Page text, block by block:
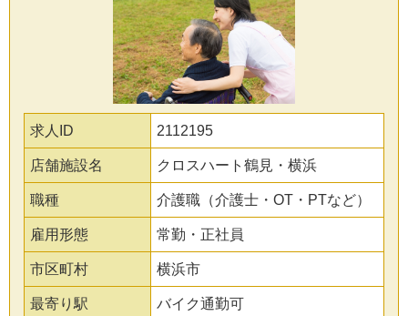
求人ID 2112195
店舗施設名 クロスハート鶴見・横浜
職種 介護職（介護士・OT・PTなど）
雇用形態 常勤・正社員
市区町村 横浜市
最寄り駅 バイク通勤可